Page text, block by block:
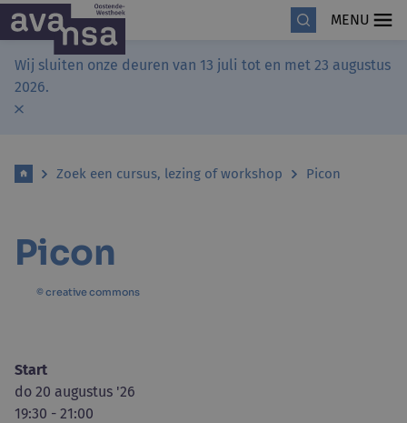
MENU
Wij sluiten onze deuren van 13 juli tot en met 23 augustus
2026.
Zoek een cursus, lezing of workshop Picon
Picon
© creative commons
Start
do 20 augustus '26
19:30 - 21:00